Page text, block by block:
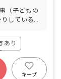
（子どもの
している子
類の着脱等
装着 ・行事
成
あり
制度
キープ